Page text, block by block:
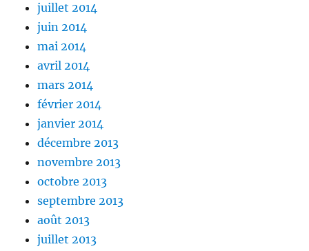
juillet 2014
juin 2014
mai 2014
avril 2014
mars 2014
février 2014
janvier 2014
décembre 2013
novembre 2013
octobre 2013
septembre 2013
août 2013
juillet 2013